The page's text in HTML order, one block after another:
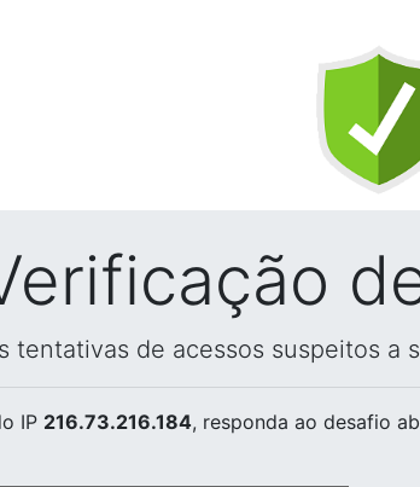
tentativas de acessos suspeitos a
IP 216.73.216.184, responda ao desafio